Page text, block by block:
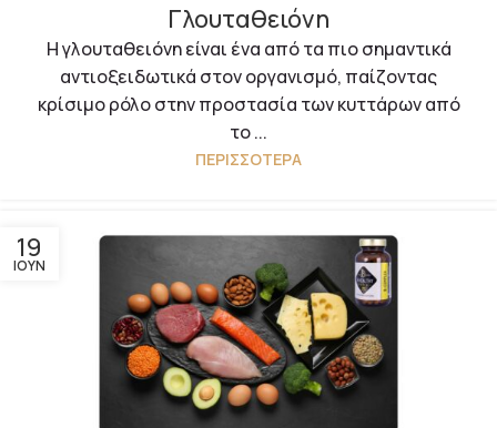
Γλουταθειόνη
Η γλουταθειόνη είναι ένα από τα πιο σημαντικά
αντιοξειδωτικά στον οργανισμό, παίζοντας
κρίσιμο ρόλο στην προστασία των κυττάρων από
το ...
ΠΕΡΙΣΣΌΤΕΡΑ
19
ΙΟΎΝ